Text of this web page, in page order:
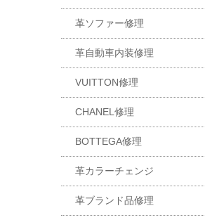
革ソファー修理
革自動車内装修理
VUITTON修理
CHANEL修理
BOTTEGA修理
革カラーチェンジ
革ブランド品修理